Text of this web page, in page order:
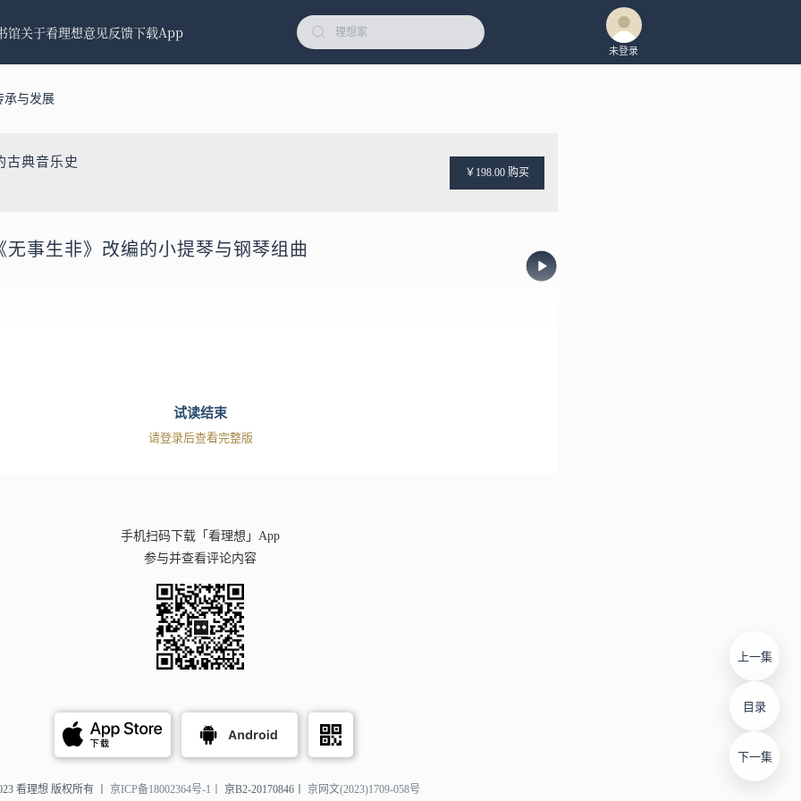
馆关于看理想意见反馈下载App
未登录
承与发展
古典音乐史
￥198.00 购买
无事生非》改编的小提琴与钢琴组曲
上一集
目录
下一集
试读结束
请登录后查看完整版
手机扫码下载「看理想」App
参与并查看评论内容
看理想 版权所有 丨 京ICP备18002364号-1丨 京B2-20170846丨 京网文(2023)1709-058号